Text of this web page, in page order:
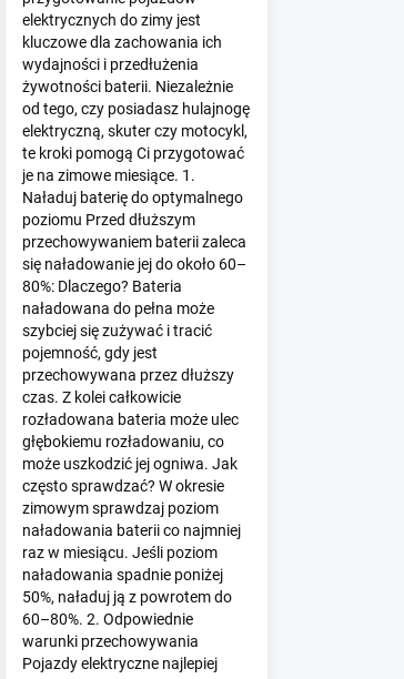
elektrycznych do zimy jest
kluczowe dla zachowania ich
wydajności i przedłużenia
żywotności baterii. Niezależnie
od tego, czy posiadasz hulajnogę
elektryczną, skuter czy motocykl,
te kroki pomogą Ci przygotować
je na zimowe miesiące. 1.
Naładuj baterię do optymalnego
poziomu Przed dłuższym
przechowywaniem baterii zaleca
się naładowanie jej do około 60–
80%: Dlaczego? Bateria
naładowana do pełna może
szybciej się zużywać i tracić
pojemność, gdy jest
przechowywana przez dłuższy
czas. Z kolei całkowicie
rozładowana bateria może ulec
głębokiemu rozładowaniu, co
może uszkodzić jej ogniwa. Jak
często sprawdzać? W okresie
zimowym sprawdzaj poziom
naładowania baterii co najmniej
raz w miesiącu. Jeśli poziom
naładowania spadnie poniżej
50%, naładuj ją z powrotem do
60–80%. 2. Odpowiednie
warunki przechowywania
Pojazdy elektryczne najlepiej